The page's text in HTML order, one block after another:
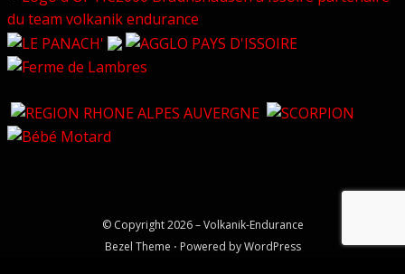
© Copyright 2026 –Volkanik-Endurance
Bezel Theme ⋅ Powered byWordPress